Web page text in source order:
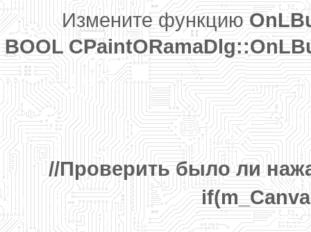
Измените функцию
BOOL
//Проверить было ли